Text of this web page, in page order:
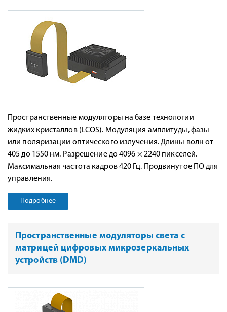
Пространственные модуляторы на базе технологии
жидких кристаллов (LCOS). Модуляция амплитуды, фазы
или поляризации оптического излучения. Длины волн от
405 до 1550 нм. Разрешение до 4096 × 2240 пикселей.
Максимальная частота кадров 420 Гц. Продвинутое ПО для
управления.
Подробнее
Пространственные модуляторы света с
матрицей цифровых микрозеркальных
устройств (DMD)